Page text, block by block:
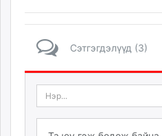
Сэтгэгдэлүүд (3)